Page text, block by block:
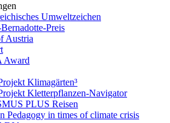
Umweltzeichen
Preis
Austria
Award
Klimagärten³
Kletterpflanzen-Navigator
PLUS Reisen
Pedagogy in times of climate crisis